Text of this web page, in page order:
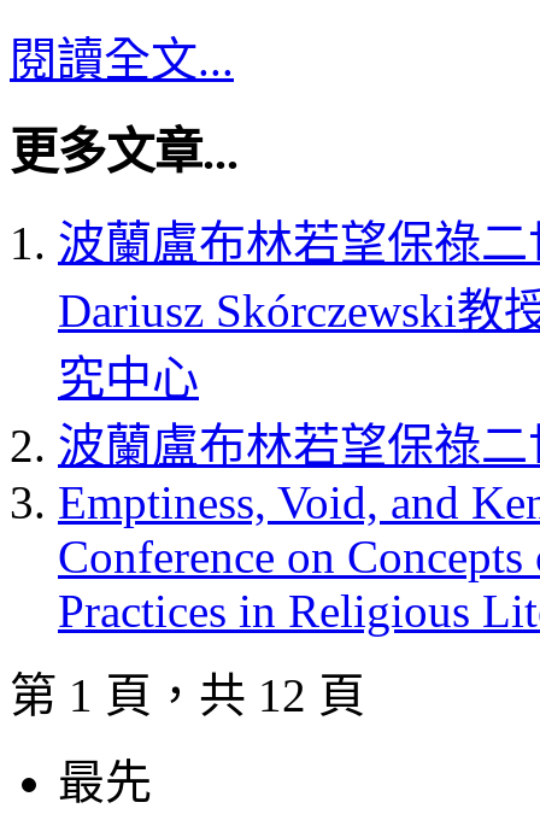
閱讀全文...
更多文章...
波蘭盧布林若望保祿
Dariusz Skórczewski
究中心
波蘭盧布林若望保祿
Emptiness, Void, and
Conference on
Practices in Religious
第 1 頁，共 12 頁
最先